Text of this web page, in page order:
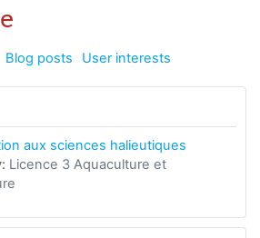
Blog posts User interests
aux sciences halieutiques
Licence 3 Aquaculture et